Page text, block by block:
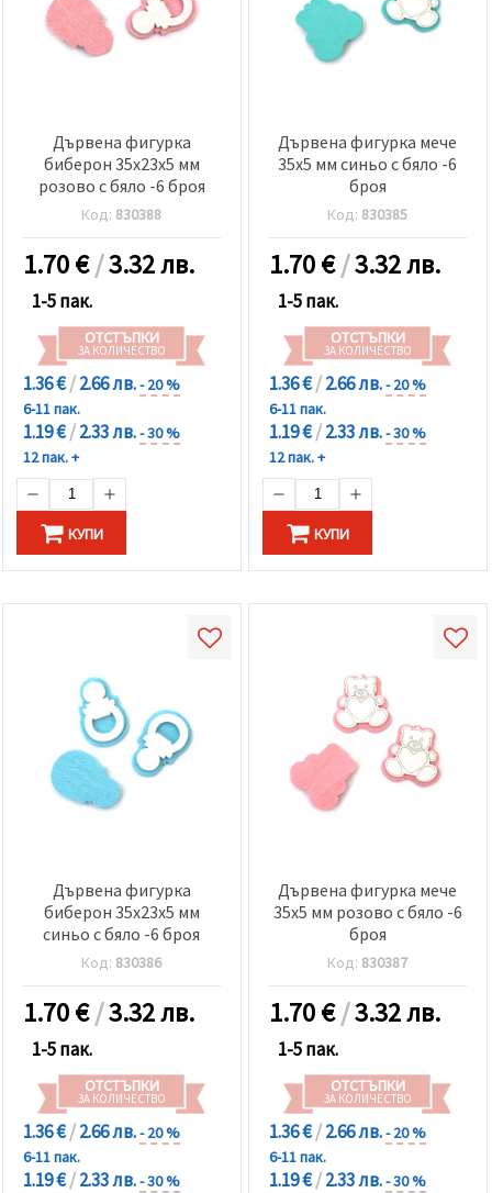
използваме
всички!"
посочиш
предпочитанията
"Настройки",
като
избереш
дадения
"бисквитки"
и кликнеш
бутона
"Запази"
Приеми
всички
Настройки
на
бисквитките
Дървена фигурка
биберон 35x23x5 мм
розово с бяло -6 броя
Код: 830388
1.70€/3.32 лв.
1-5 пак.
ОТСТЪПКИ
ЗА КОЛИЧЕСТВО
1.36 €/2.66 лв.- 20 %
6-11 пак.
1.19 €/2.33 лв.- 30 %
12 пак. +
КУПИ
Дървена фигурка мече
35x5 мм синьо с бяло -6
броя
Код: 830385
1.70€/3.32 лв.
1-5 пак.
ОТСТЪПКИ
ЗА КОЛИЧЕСТВО
1.36 €/2.66 лв.- 20 %
6-11 пак.
1.19 €/2.33 лв.- 30 %
12 пак. +
КУПИ
Дървена фигурка
биберон 35x23x5 мм
синьо с бяло -6 броя
Код: 830386
1.70€/3.32 лв.
1-5 пак.
ОТСТЪПКИ
ЗА КОЛИЧЕСТВО
1.36 €/2.66 лв.- 20 %
6-11 пак.
1.19 €/2.33 лв.- 30 %
Дървена фигурка мече
35x5 мм розово с бяло -6
броя
Код: 830387
1.70€/3.32 лв.
1-5 пак.
ОТСТЪПКИ
ЗА КОЛИЧЕСТВО
1.36 €/2.66 лв.- 20 %
6-11 пак.
1.19 €/2.33 лв.- 30 %